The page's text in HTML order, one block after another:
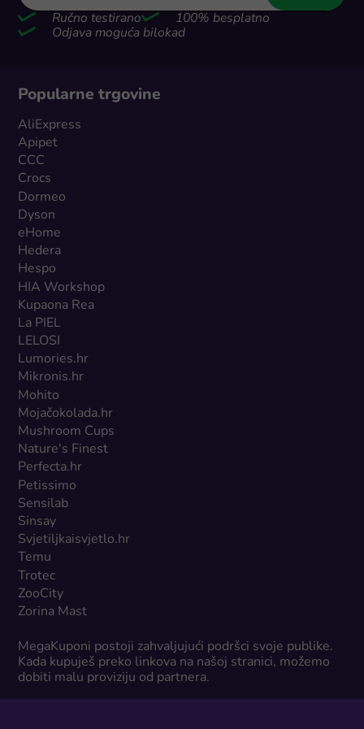
Ručno testirano
100% besplatno
Odjava moguća bilokad
Popularne trgovine
AliExpress
Apipet
CCC
Crocs
Dormeo
Dyson
eHome
Hedera
Hespo
HIA Workshop
Kupaona Rea
La PIEL
LELOSI
Lumories.hr
Mikronis.hr
Mohito
Mojačokolada.hr
Mushroom Cups
Nature's Finest
Perfecta.hr
Petissimo
Sensilab
Sinsay
Svjetiljkaisvjetlo.hr
Temu
Trotec
ZooCity
Zorina Mast
MegaKuponi postoji zahvaljujući podršci svoje publike.
Kada kupuješ preko linkova na našoj stranici, možemo
dobiti malu proviziju od partnera.